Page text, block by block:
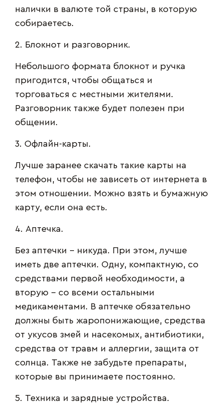
налички в валюте той страны, в которую
собираетесь.
2. Блокнот и разговорник.
Небольшого формата блокнот и ручка
пригодится, чтобы общаться и
торговаться с местными жителями.
Разговорник также будет полезен при
общении.
3. Офлайн-карты.
Лучше заранее скачать такие карты на
телефон, чтобы не зависеть от интернета в
этом отношении. Можно взять и бумажную
карту, если она есть.
4. Аптечка.
Без аптечки – никуда. При этом, лучше
иметь две аптечки. Одну, компактную, со
средствами первой необходимости, а
вторую – со всеми остальными
медикаментами. В аптечке обязательно
должны быть жаропонижающие, средства
от укусов змей и насекомых, антибиотики,
средства от травм и аллергии, защита от
солнца. Также не забудьте препараты,
которые вы принимаете постоянно.
5. Техника и зарядные устройства.